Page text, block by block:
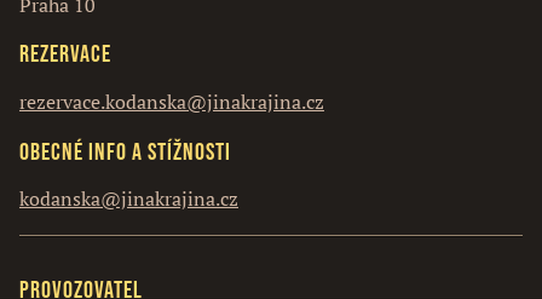
Rezervace
rezervace.kodanska@jinakrajina.cz
Obecné info a stížnosti
kodanska@jinakrajina.cz
Provozovatel